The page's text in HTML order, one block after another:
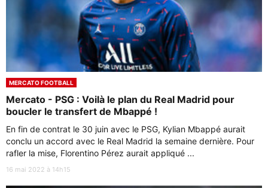
MERCATO FOOTBALL
Mercato - PSG : Voilà le plan du Real Madrid pour
boucler le transfert de Mbappé !
En fin de contrat le 30 juin avec le PSG, Kylian Mbappé aurait
conclu un accord avec le Real Madrid la semaine dernière. Pour
rafler la mise, Florentino Pérez aurait appliqué ...
16 mai 2022 à 14h15